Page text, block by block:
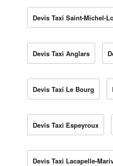
Devis Taxi Saint-Michel-
Devis Taxi Anglars
Devis Taxi Le Bourg
Devis Taxi Espeyroux
Devis Taxi Lacapelle-